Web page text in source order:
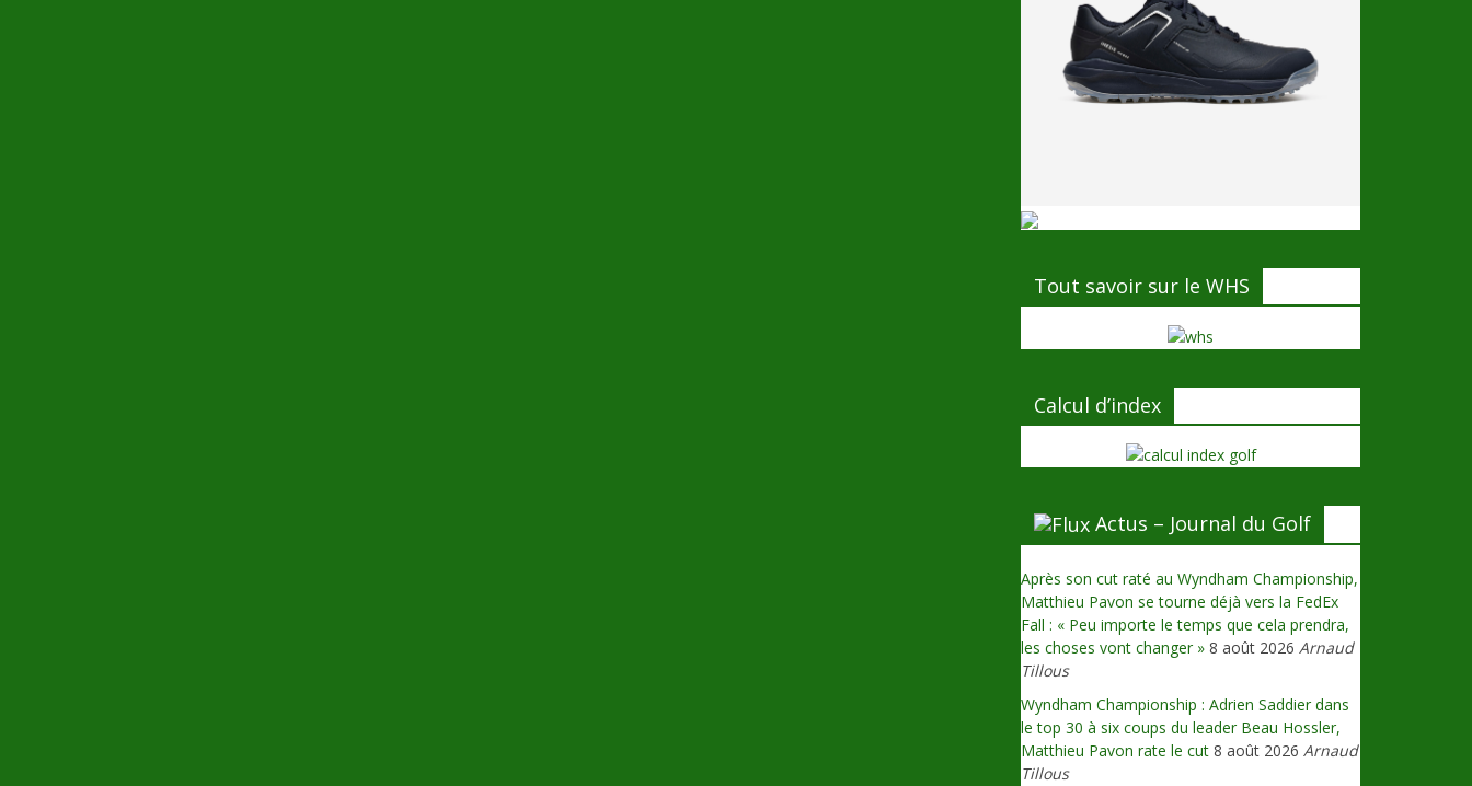
Tout savoir sur le WHS
Calcul d’index
Actus – Journal du Golf
Après son cut raté au Wyndham Championship,
Matthieu Pavon se tourne déjà vers la FedEx
Fall : « Peu importe le temps que cela prendra,
les choses vont changer » 8 août 2026 Arnaud
Tillous
Wyndham Championship : Adrien Saddier dans
le top 30 à six coups du leader Beau Hossler,
Matthieu Pavon rate le cut 8 août 2026 Arnaud
Tillous